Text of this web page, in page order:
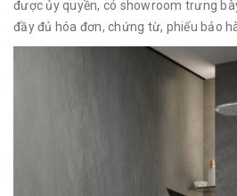
được ủy quyền, có showroom trưng
đầy đủ hóa đơn, chứng từ, phiếu bảo